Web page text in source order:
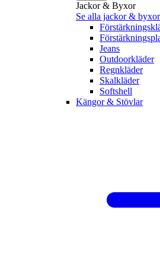
Jackor & Byxor
Se alla jackor & byxor
Jeans
Outdoorkläder
Regnkläder
Skalkläder
Softshell
Kängor & Stövlar